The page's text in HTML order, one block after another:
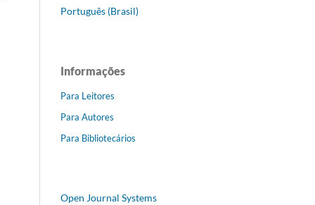
Português (Brasil)
Informações
Para Leitores
Para Autores
Para Bibliotecários
Open Journal Systems